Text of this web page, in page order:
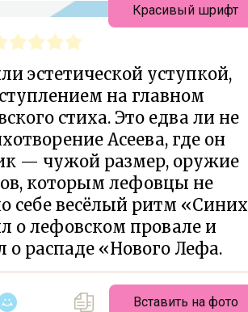
эстетической уступкой,
на главном
стиха. Это едва ли не
Асеева, где он
— чужой размер, оружие
которым лефовцы не
себе весёлый ритм «Синих
о лефовском провале и
о распаде «Нового Лефа.
Вставить на фото
Красивый шрифт